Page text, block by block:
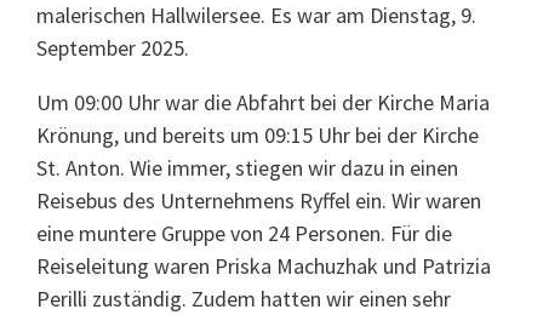
malerischen Hallwilersee. Es war am Dienstag, 9.
September 2025.
Um 09:00 Uhr war die Abfahrt bei der Kirche Maria
Krönung, und bereits um 09:15 Uhr bei der Kirche
St. Anton. Wie immer, stiegen wir dazu in einen
Reisebus des Unternehmens Ryffel ein. Wir waren
eine muntere Gruppe von 24 Personen. Für die
Reiseleitung waren Priska Machuzhak und Patrizia
Perilli zuständig. Zudem hatten wir einen sehr